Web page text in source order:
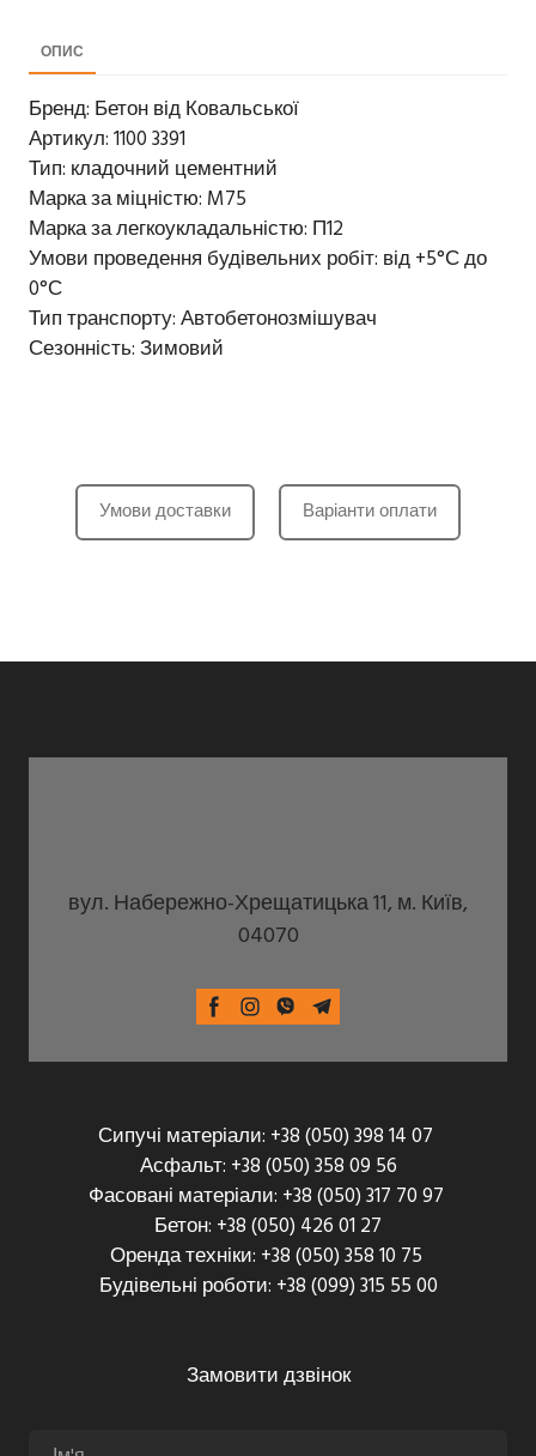
ОПИС
Бренд: Бетон від Ковальської
Артикул: 1100 3391
Тип: кладочний цементний
Марка за міцністю: M75
Марка за легкоукладальністю: П12
Умови проведення будівельних робіт: від +5°С до
0°С
Тип транспорту: Автобетонозмішувач
Сезонність: Зимовий
Умови доставки Варіанти оплати
вул. Набережно-Хрещатицька 11, м. Київ,
04070
Сипучі матеріали: +38 (050) 398 14 07
Асфальт: +38 (050) 358 09 56
Фасовані матеріали: +38 (050) 317 70 97
Бетон: +38 (050) 426 01 27
Оренда техніки: +38 (050) 358 10 75
Будівельні роботи: +38 (099) 315 55 00
Замовити дзвінок